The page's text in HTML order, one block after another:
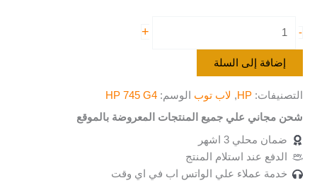
-
+
إضافة إلى السلة
التصنيفات: HP
, لاب توب الوسم: HP 745 G4
شحن مجاني علي جميع المنتجات المعروضة بالموقع
ضمان محلي 3 اشهر
الدفع عند استلام المنتج
خدمة عملاء علي الواتس اب في اي وقت